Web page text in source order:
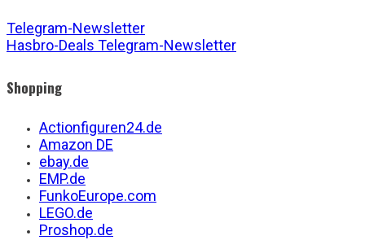
Telegram-Newsletter
Hasbro-Deals Telegram-Newsletter
Shopping
Actionfiguren24.de
Amazon DE
ebay.de
EMP.de
FunkoEurope.com
LEGO.de
Proshop.de